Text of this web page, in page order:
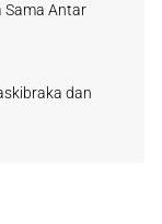
Sama Antar
dan